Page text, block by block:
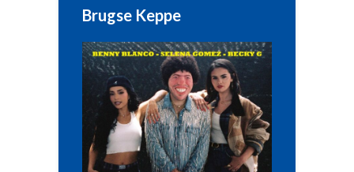
Brugse Keppe